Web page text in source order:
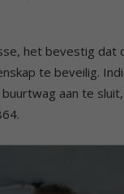
het bevestig dat
te beveilig.
aan te